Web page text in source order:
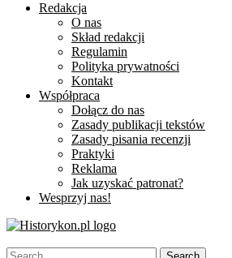
Redakcja
O nas
Skład redakcji
Regulamin
Polityka prywatności
Kontakt
Współpraca
Dołącz do nas
Zasady publikacji tekstów
Zasady pisania recenzji
Praktyki
Reklama
Jak uzyskać patronat?
Wesprzyj nas!